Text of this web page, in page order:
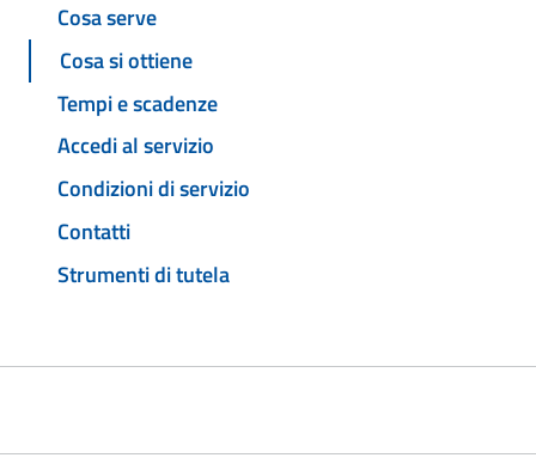
Cosa serve
Cosa si ottiene
Tempi e scadenze
Accedi al servizio
Condizioni di servizio
Contatti
Strumenti di tutela